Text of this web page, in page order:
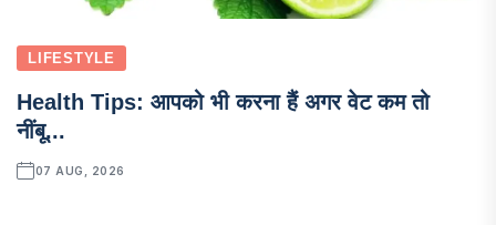
LIFESTYLE
Health Tips: आपको भी करना हैं अगर वेट कम तो
नींबू...
07 AUG, 2026